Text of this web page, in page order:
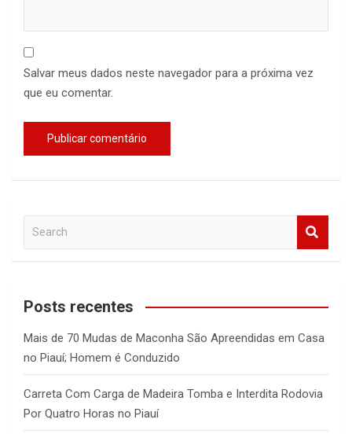
Salvar meus dados neste navegador para a próxima vez
que eu comentar.
a
c
Posts recentes
Mais de 70 Mudas de Maconha São Apreendidas em Casa
no Piauí; Homem é Conduzido
Carreta Com Carga de Madeira Tomba e Interdita Rodovia
Por Quatro Horas no Piauí